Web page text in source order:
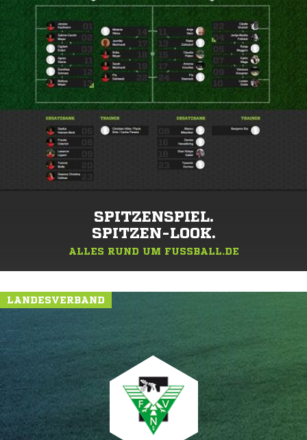
SPITZENSPIEL.
SPITZEN-LOOK.
ALLES RUND UM FUSSBALL.DE
LANDESVERBAND